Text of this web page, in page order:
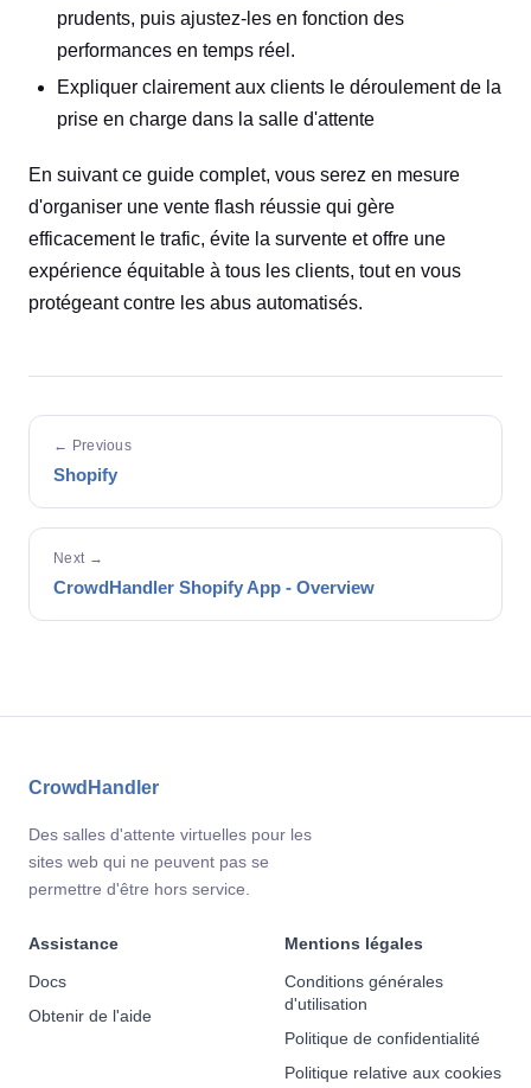
prudents, puis ajustez-les en fonction des
performances en temps réel.
Expliquer clairement aux clients le déroulement de la
prise en charge dans la salle d'attente
En suivant ce guide complet, vous serez en mesure
d'organiser une vente flash réussie qui gère
efficacement le trafic, évite la survente et offre une
expérience équitable à tous les clients, tout en vous
protégeant contre les abus automatisés.
← Previous
Shopify
Next →
CrowdHandler Shopify App - Overview
CrowdHandler
Des salles d'attente virtuelles pour les
sites web qui ne peuvent pas se
permettre d'être hors service.
Assistance
Docs
Obtenir de l'aide
Mentions légales
Conditions générales
d'utilisation
Politique de confidentialité
Politique relative aux cookies